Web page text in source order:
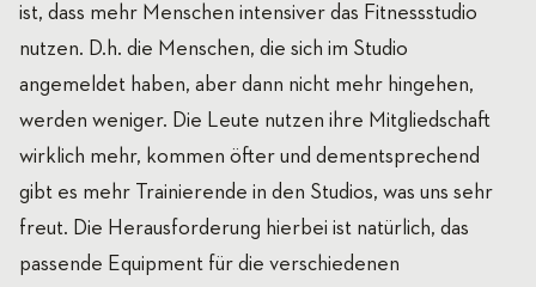
ist, dass mehr Menschen intensiver das Fitnessstudio
nutzen. D.h. die Menschen, die sich im Studio
angemeldet haben, aber dann nicht mehr hingehen,
werden weniger. Die Leute nutzen ihre Mitgliedschaft
wirklich mehr, kommen öfter und dementsprechend
gibt es mehr Trainierende in den Studios, was uns sehr
freut. Die Herausforderung hierbei ist natürlich, das
passende Equipment für die verschiedenen